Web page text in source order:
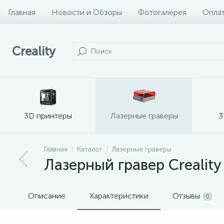
Главная Новости и Обзоры Фотогалерея
Creality
3D принтеры Лазерные граверы
Главная Каталог Лазерные граверы
Лазерный гравер
Описание Характеристики Отзывы 0